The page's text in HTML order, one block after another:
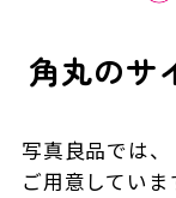
角丸のサ
写真良品では
ご用意していま